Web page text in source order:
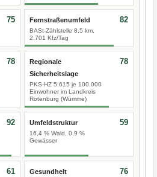
75 Fernstraßenumfeld
BASt-Zählstelle 8,5 km,
2.701 Kfz/Tag
82
78
Regionale
Sicherheitslage
PKS-HZ 5.615 je 100.000
Einwohner im Landkreis
Rotenburg (Wümme)
78
92 Umfeldstruktur
16,4 % Wald, 0,9 %
Gewässer
59
61 Gesundheit 76